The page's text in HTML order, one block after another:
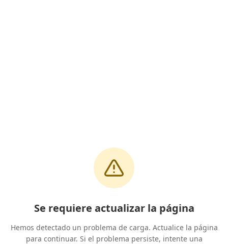
Se requiere actualizar la página
Hemos detectado un problema de carga. Actualice la página
para continuar. Si el problema persiste, intente una